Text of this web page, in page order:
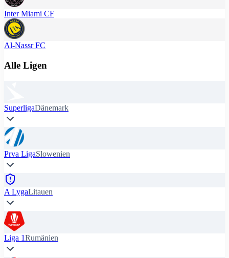
Inter Miami CF
Al-Nassr FC
Alle Ligen
SuperligaDänemark
Prva LigaSlowenien
A LygaLitauen
Liga 1Rumänien